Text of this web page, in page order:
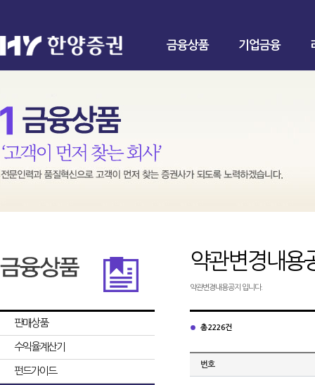
금융상품 기업금융
판매상품
수익율계산기
펀드가이드
약관변경내용
약관변경내용공지 입니다.
총 2226건
번호